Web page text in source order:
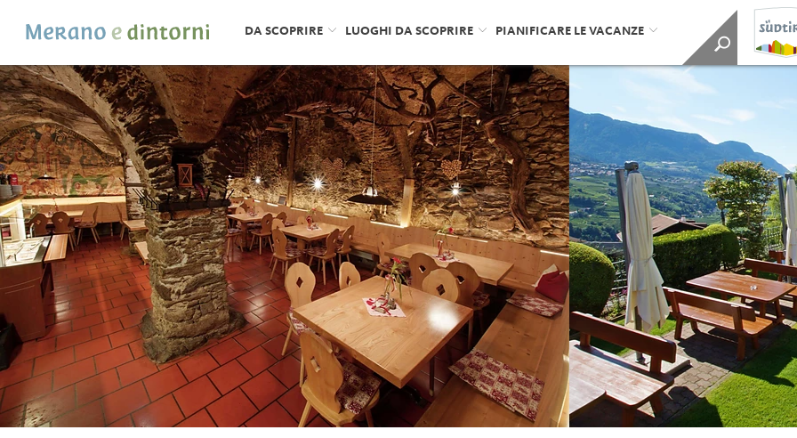
DA SCOPRIRE LUOGHI DA SCOPRIRE PIANIFICARE LE VACANZE